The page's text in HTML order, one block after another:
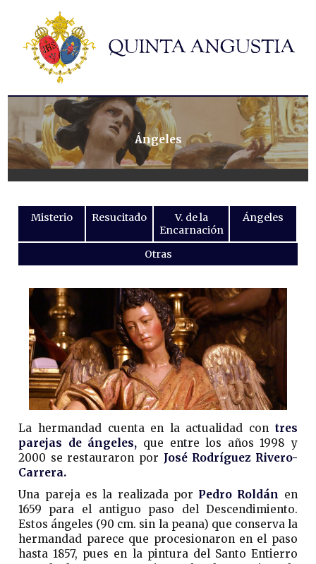
Hermandad
Titulares
Historia y patrimonio
Noticias
Contacto
Formularios
Ángeles
Misterio Resucitado
V. de la
Encarnación
Ángeles
Otras
La hermandad cuenta en la actualidad con tres
parejas de ángeles, que entre los años 1998 y
2000 se restauraron por José Rodríguez Rivero-
Carrera.
Una pareja es la realizada por Pedro Roldán en
1659 para el antiguo paso del Descendimiento.
Estos ángeles (90 cm. sin la peana) que conserva la
hermandad parece que procesionaron en el paso
hasta 1857, pues en la pintura del Santo Entierro